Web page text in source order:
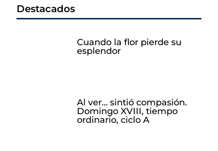
Destacados
Cuando la flor pierde su
esplendor
Al ver… sintió compasión.
Domingo XVIII, tiempo
ordinario, ciclo A